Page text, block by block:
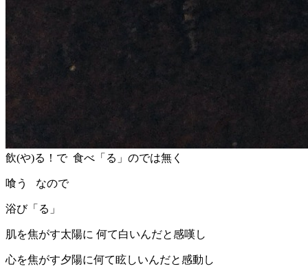
飲(や)る！で 食べ「る」のでは無く
喰う なので
浴び「る」
肌を焦がす太陽に 何て白いんだと感嘆し
心を焦がす夕陽に何て眩しいんだと感動し